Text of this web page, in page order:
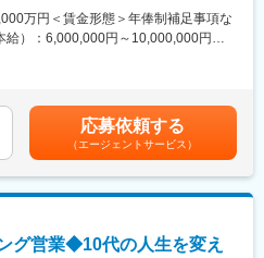
）
等のコンテナ技術を扱った開発経験
、山形県内の4自治体(村山市、尾花沢
託を請け、ふるさと納税事業の支援を
ション：山形県内の企業や自治体を中
ラシ、パンフレット、動画などのデ
岡、熊本、京都など全国でサービス拡
形）でのサービス拡大へ向けて牽引い
。
万円＜賃金形態＞年俸制補足事項な
給）：6,000,000円～10,000,000円＜
あります。月給(月額)は固定手当を含め
応募依頼する
（エージェントサービス）
グ営業◆10代の人生を変え